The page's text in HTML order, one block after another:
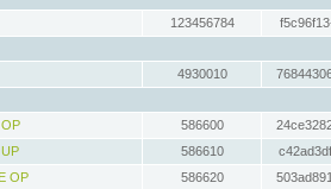
123456784
4930010
586600
586610
OP
586620